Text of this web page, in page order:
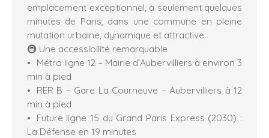
emplacement exceptionnel, à seulement quelques
minutes de Paris, dans une commune en pleine
mutation urbaine, dynamique et attractive.
🚇 Une accessibilité remarquable
Métro ligne 12 – Mairie d’Aubervilliers à environ 3
min à pied
RER B – Gare La Courneuve – Aubervilliers à 12
min à pied
Future ligne 15 du Grand Paris Express (2030) :
La Défense en 19 minutes